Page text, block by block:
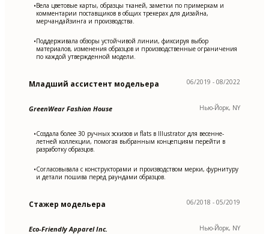
•Вела цветовые карты, образцы тканей, заметки по примеркам и
комментарии поставщиков в общих трекерах для дизайна,
мерчандайзинга и производства.
•Поддерживала обзоры устойчивой линии, фиксируя выбор
материалов, изменения образцов и производственные ограничения
по каждой утвержденной модели.
Младший ассистент модельера 06/2019 - 08/2022
GreenWear Fashion House Нью-Йорк, NY
•Создала более 30 ручных эскизов и flats в Illustrator для весенне-
летней коллекции, помогая выбранным концепциям перейти в
разработку образцов.
•Согласовывала с конструкторами и производством мерки, фурнитуру
и детали пошива перед раундами образцов.
Стажер модельера 06/2018 - 05/2019
Eco-Friendly Apparel Inc. Нью-Йорк, NY